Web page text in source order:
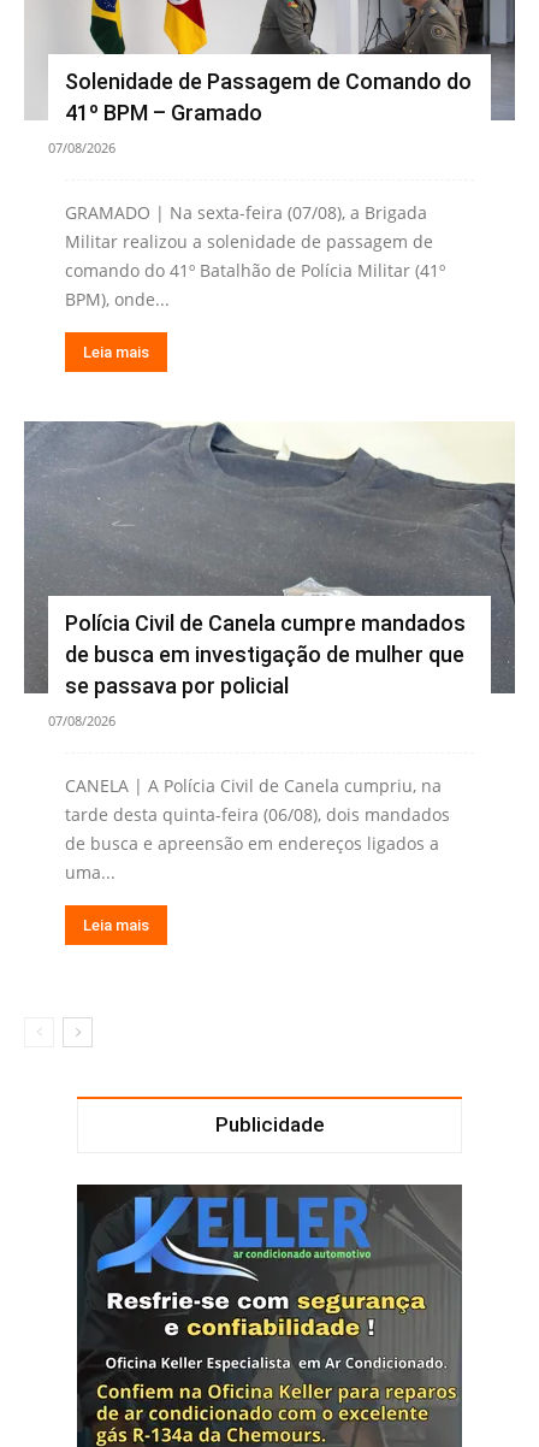
Solenidade de Passagem de Comando do
41º BPM – Gramado
07/08/2026
GRAMADO | Na sexta-feira (07/08), a Brigada
Militar realizou a solenidade de passagem de
comando do 41º Batalhão de Polícia Militar (41º
BPM), onde...
Leia mais
Polícia Civil de Canela cumpre mandados
de busca em investigação de mulher que
se passava por policial
07/08/2026
CANELA | A Polícia Civil de Canela cumpriu, na
tarde desta quinta-feira (06/08), dois mandados
de busca e apreensão em endereços ligados a
uma...
Leia mais
Publicidade